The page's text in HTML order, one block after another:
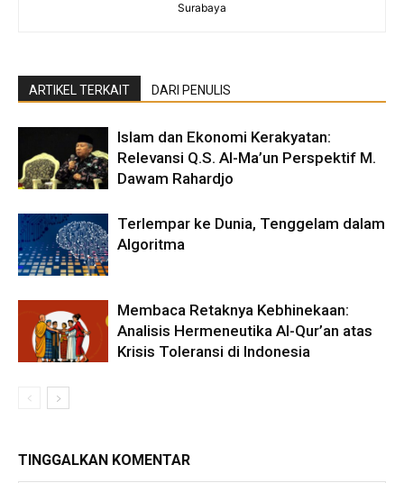
Surabaya
ARTIKEL TERKAIT DARI PENULIS
Islam dan Ekonomi Kerakyatan:
Relevansi Q.S. Al-Ma’un Perspektif M.
Dawam Rahardjo
Terlempar ke Dunia, Tenggelam dalam
Algoritma
Membaca Retaknya Kebhinekaan:
Analisis Hermeneutika Al-Qur’an atas
Krisis Toleransi di Indonesia
TINGGALKAN KOMENTAR